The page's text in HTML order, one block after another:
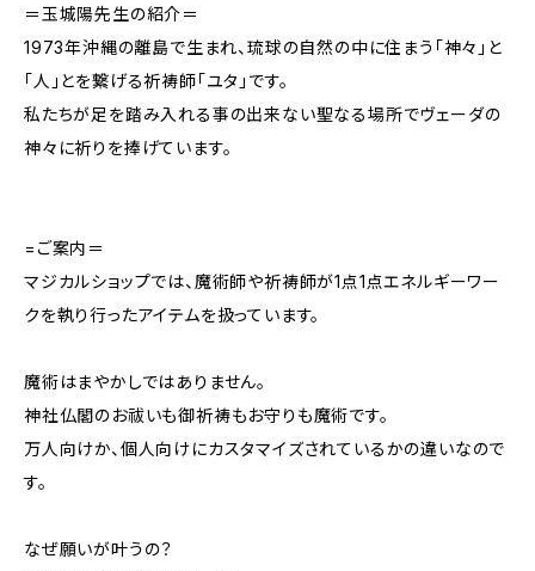
＝玉城陽先生の紹介＝
1973年沖縄の離島で生まれ、琉球の自然の中に住まう「神々」と
「人」とを繋げる祈祷師「ユタ」です。
私たちが足を踏み入れる事の出来ない聖なる場所でヴェーダの
神々に祈りを捧げています。
=ご案内＝
マジカルショップでは、魔術師や祈祷師が1点1点エネルギーワー
クを執り行ったアイテムを扱っています。
魔術はまやかしではありません。
神社仏閣のお祓いも御祈祷もお守りも魔術です。
万人向けか、個人向けにカスタマイズされているかの違いなので
す。
なぜ願いが叶うの？